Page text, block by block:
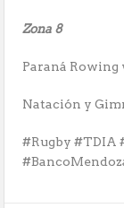
Zona 8
Paraná Rowing
Natación y
#Rugby #TDIA